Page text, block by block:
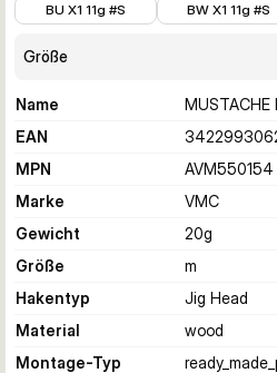
BU X1 11g #S
BW X1 11g #S
Größe
Name
MUSTACHE
EAN
MPN
AVM550154
Marke
VMC
Gewicht
20g
Größe
m
Hakentyp
Jig Head
Material
wood
Montage-Typ